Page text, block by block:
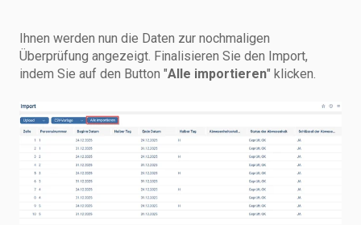
Ihnen werden nun die Daten zur nochmaligen
Überprüfung angezeigt. Finalisieren Sie den Import,
indem Sie auf den Button "Alle importieren" klicken.